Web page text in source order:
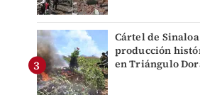
Cártel de
producción
en Triángulo